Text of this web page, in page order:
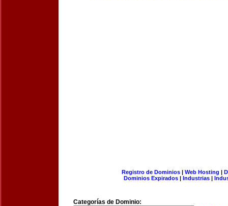
Registro de Dominios| Web Hosting |
Dominios Expirados | Industrias |
Categorías de Dominio: